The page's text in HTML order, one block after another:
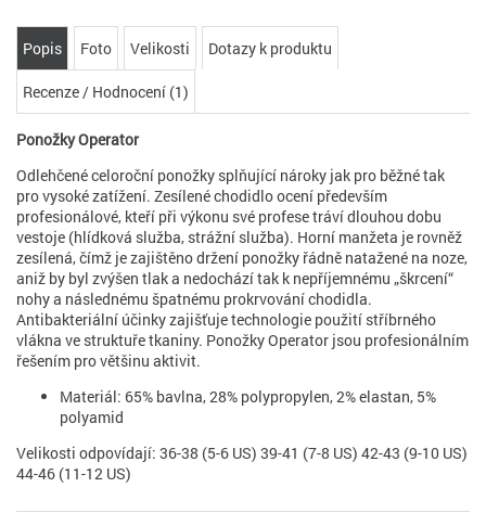
Popis Foto Velikosti Dotazy k produktu
Recenze / Hodnocení (1)
Ponožky Operator
Odlehčené celoroční ponožky splňující nároky jak pro běžné tak
pro vysoké zatížení. Zesílené chodidlo ocení především
profesionálové, kteří při výkonu své profese tráví dlouhou dobu
vestoje (hlídková služba, strážní služba). Horní manžeta je rovněž
zesílená, čímž je zajištěno držení ponožky řádně natažené na noze,
aniž by byl zvýšen tlak a nedochází tak k nepříjemnému „škrcení“
nohy a následnému špatnému prokrvování chodidla.
Antibakteriální účinky zajišťuje technologie použití stříbrného
vlákna ve struktuře tkaniny. Ponožky Operator jsou profesionálním
řešením pro většinu aktivit.
Materiál: 65% bavlna, 28% polypropylen, 2% elastan, 5%
polyamid
Velikosti odpovídají: 36-38 (5-6 US) 39-41 (7-8 US) 42-43 (9-10 US)
44-46 (11-12 US)